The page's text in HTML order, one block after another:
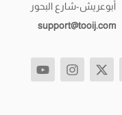
أبوعريش-شارع البحور
support@tooij.com